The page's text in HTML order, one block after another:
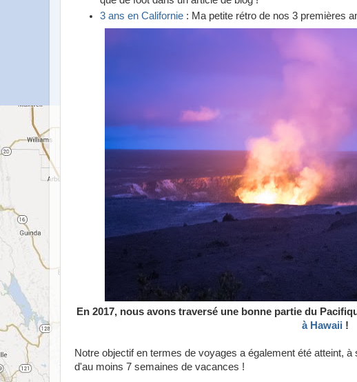
3 ans en Californie : Ma petite rétro de nos 3 premières
En 2017, nous avons traversé une bonne partie du
à Hawaii !
Notre objectif en termes de voyages a également été atteint,
d'au moins 7 semaines de vacances !